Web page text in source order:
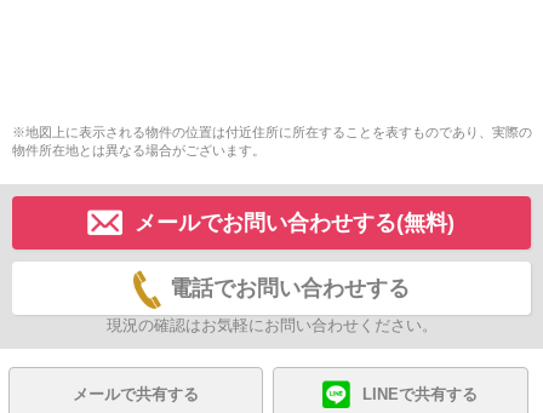
※地図上に表示される物件の位置は付近住所に所在することを表すものであり、実際の
物件所在地とは異なる場合がございます。
メールでお問い合わせする(無料)
電話でお問い合わせする
現況の確認はお気軽にお問い合わせください。
メールで共有する LINEで共有する